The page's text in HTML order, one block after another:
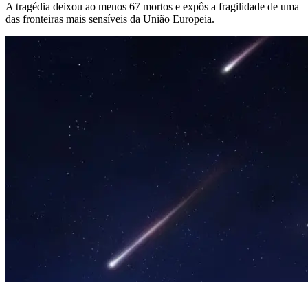
A tragédia deixou ao menos 67 mortos e expôs a fragilidade de uma
das fronteiras mais sensíveis da União Europeia.